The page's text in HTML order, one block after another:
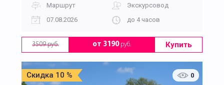
Маршрут
Экскурсовод
07.08.2026
до 4 часов
3509 руб. от 3190руб. Купить
Скидка 10 % 0